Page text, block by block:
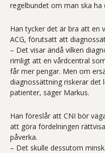
regelbundet om man ska
Han tycker det är bra att en
ACG, förutsatt att
– Det visar ändå vilken
rimligt att en vårdcentral
får mer pengar. Men om
diagnossättning riskerar det
patienter, säger Markus.
Han föreslår att CNI bör
att göra fördelningen
påverka.
– Det skulle dessutom